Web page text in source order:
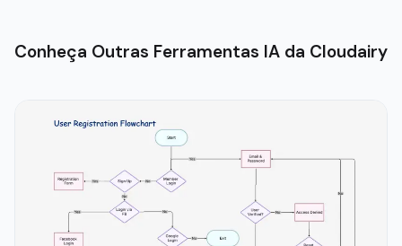
Conheça Outras Ferramentas IA da Cloudairy